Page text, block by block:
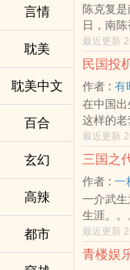
言情
耽美
耽美中文
百合
玄幻
​高‌‎辣­
都市
陈克复
日，南
在外的
十二岁
次征高
以一身拉
了成为
一位来
半，轮
染红的
下将再次
最近更新
民国投
作者 : 有
在中国
这样的
得好，
群：黄
埔军校第
五期（已
期......
各位书
记向您
者：有
意，一
最近更新
三国之
作者 : 一
一介武
生涯。
巾、入
断发展
天下。
最近更新
青楼娱